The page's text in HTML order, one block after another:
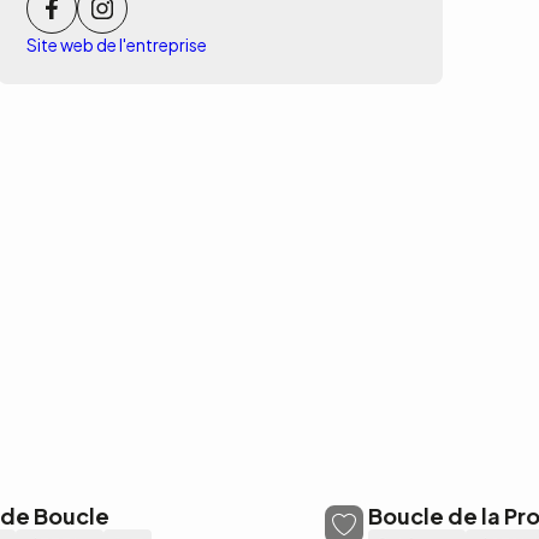
Site web de l'entreprise
Boucle Boucle de la